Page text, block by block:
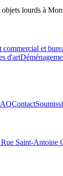
lourds à
commercial et
d'art
Contact
Rue Saint-Antoine